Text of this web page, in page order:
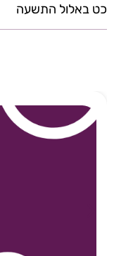
כט באלול התשעה